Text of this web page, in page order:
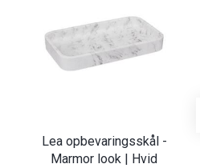
Lea opbevaringsskål -
Marmor look | Hvid